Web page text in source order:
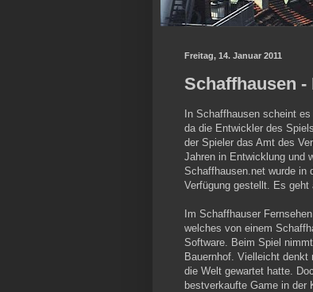
Freitag, 14. Januar 2011
Schaffhausen
In Schaffhausen scheint
da die Entwickler des Spiels
der Spieler das Amt des
Jahren in Entwicklung und
Schaffhausen.net wurde in
Verfügung gestellt. Es
Im Schaffhauser
welches von einem
Software. Beim Spiel
Bauernhof. Vielleicht
die Welt gewartet hatte.
bestverkaufte Game in der